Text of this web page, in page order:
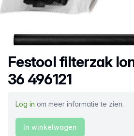
Productnaam
Festool filterzak
36 496121
Log in om meer informatie te zien.
In winkelwagen